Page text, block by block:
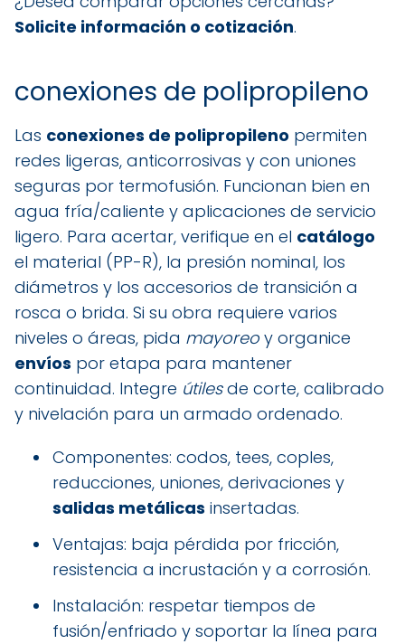
Solicite información o cotización.
conexiones de polipropileno
Las conexiones de polipropileno permiten
redes ligeras, anticorrosivas y con uniones
seguras por termofusión. Funcionan bien en
agua fría/caliente y aplicaciones de servicio
ligero. Para acertar, verifique en el catálogo
el material (PP-R), la presión nominal, los
diámetros y los accesorios de transición a
rosca o brida. Si su obra requiere varios
niveles o áreas, pida mayoreo y organice
envíos por etapa para mantener
continuidad. Integre útilesde corte, calibrado
y nivelación para un armado ordenado.
Componentes: codos, tees, coples,
reducciones, uniones, derivaciones y
salidas metálicas insertadas.
Ventajas: baja pérdida por fricción,
resistencia a incrustación y a corrosión.
Instalación: respetar tiempos de
fusión/enfriado y soportar la línea para